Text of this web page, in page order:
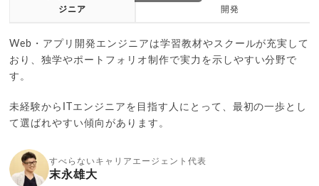
ジニア
開発
Web・アプリ開発エンジニアは学習教材やスクールが充実して
おり、独学やポートフォリオ制作で実力を示しやすい分野で
す。
未経験からITエンジニアを目指す人にとって、最初の一歩とし
て選ばれやすい傾向があります。
すべらないキャリアエージェント代表
末永雄大